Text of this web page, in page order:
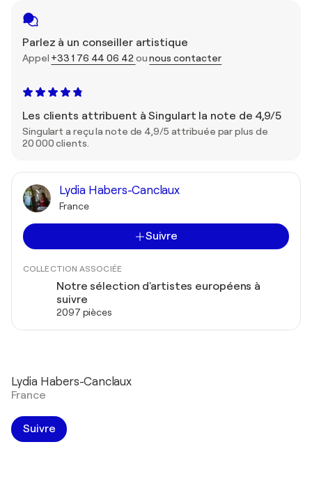
Parlez à un conseiller artistique
Appel +33 1 76 44 06 42ounous contacter
Les clients attribuent à Singulart la note de 4,9/5
Singulart a reçu la note de 4,9/5 attribuée par plus de
20 000 clients.
Lydia Habers-Canclaux
France
Suivre
COLLECTION ASSOCIÉE
Notre sélection d'artistes européens à
suivre
2097 pièces
Lydia Habers-Canclaux
France
Suivre